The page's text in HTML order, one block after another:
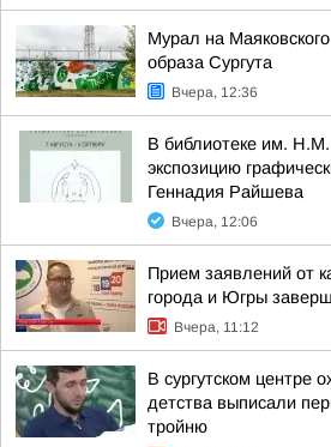
Мурал на
образа Сургута
Вчера, 12:36
В библиотеке им.
экспозицию
Геннадия Райшева
Вчера, 12:06
Прием заявлений от
города и Югры
Вчера, 11:12
В сургутском центре
детства выписали
тройню